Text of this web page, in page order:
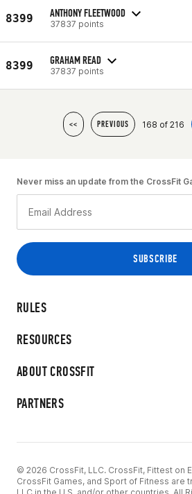
8399 ANTHONY FLEETWOOD
37837 points
8399 GRAHAM READ
37837 points
<< PREVIOUS 168 of 216
RULES
RESOURCES
ABOUT CROSSFIT
PARTNERS
Never miss an update from the CrossFit
© 2026 CrossFit, LLC. CrossFit, Fittest on
CrossFit Games, and Sport of Fitness are